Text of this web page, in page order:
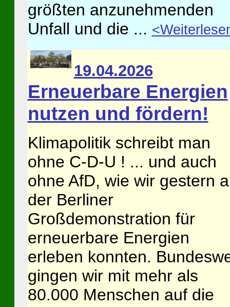
größten anzunehmenden
Unfall und die ...
19.04.2026
Erneuerbare Energien
nutzen und fördern!
Klimapolitik schreibt man
ohne C-D-U ! ... und auch
ohne AfD, wie wir gestern
der Berliner
Großdemonstration für
erneuerbare Energien
erleben konnten.
gingen wir mit mehr als
80.000 Menschen auf die